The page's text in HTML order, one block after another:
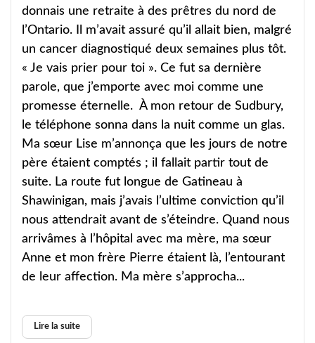
donnais une retraite à des prêtres du nord de
l’Ontario. Il m’avait assuré qu’il allait bien, malgré
un cancer diagnostiqué deux semaines plus tôt.
« Je vais prier pour toi ». Ce fut sa dernière
parole, que j’emporte avec moi comme une
promesse éternelle. À mon retour de Sudbury,
le téléphone sonna dans la nuit comme un glas.
Ma sœur Lise m’annonça que les jours de notre
père étaient comptés ; il fallait partir tout de
suite. La route fut longue de Gatineau à
Shawinigan, mais j’avais l’ultime conviction qu’il
nous attendrait avant de s’éteindre. Quand nous
arrivâmes à l’hôpital avec ma mère, ma sœur
Anne et mon frère Pierre étaient là, l’entourant
de leur affection. Ma mère s’approcha...
Lire la suite